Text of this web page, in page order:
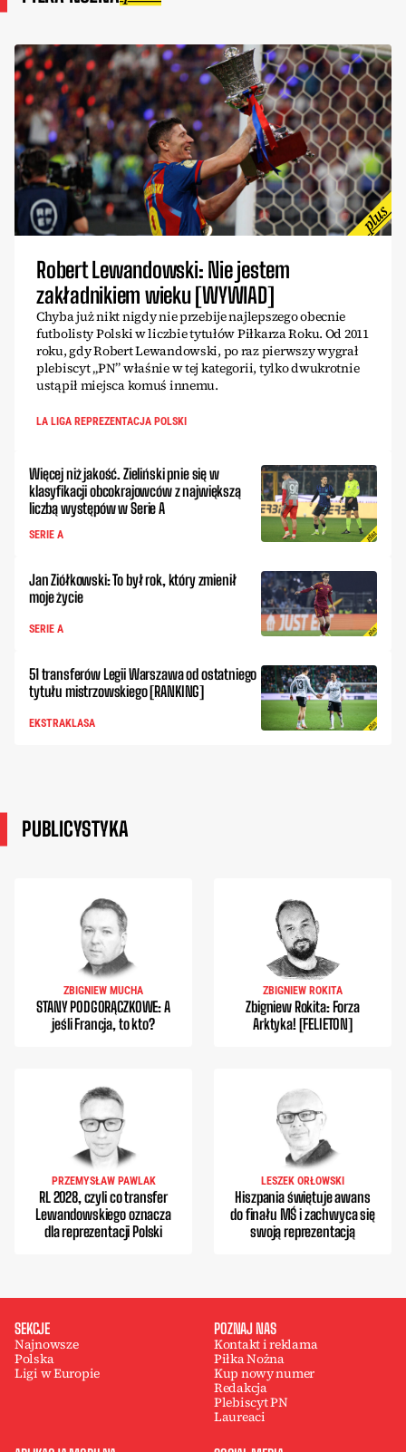
Robert Lewandowski: Nie jestem
zakładnikiem wieku [WYWIAD]
Chyba już nikt nigdy nie przebije najlepszego obecnie
futbolisty Polski w liczbie tytułów Piłkarza Roku. Od 2011
roku, gdy Robert Lewandowski, po raz pierwszy wygrał
plebiscyt „PN” właśnie w tej kategorii, tylko dwukrotnie
ustąpił miejsca komuś innemu.
LA LIGA REPREZENTACJA POLSKI
Więcej niż jakość. Zieliński pnie się w
klasyfikacji obcokrajowców z największą
liczbą występów w Serie A
SERIE A
Jan Ziółkowski: To był rok, który zmienił
moje życie
SERIE A
51 transferów Legii Warszawa od ostatniego
tytułu mistrzowskiego [RANKING]
EKSTRAKLASA
PUBLICYSTYKA
ZBIGNIEW MUCHA
STANY PODGORĄCZKOWE: A
jeśli Francja, to kto?
ZBIGNIEW ROKITA
Zbigniew Rokita: Forza
Arktyka! [FELIETON]
PRZEMYSŁAW PAWLAK
RL 2028, czyli co transfer
Lewandowskiego oznacza
dla reprezentacji Polski
LESZEK ORŁOWSKI
Hiszpania świętuje awans
do finału MŚ i zachwyca się
swoją reprezentacją
SEKCJE
Najnowsze
Polska
Ligi w Europie
POZNAJ NAS
Kontakt i reklama
Piłka Nożna
Kup nowy numer
Redakcja
Plebiscyt PN
Laureaci